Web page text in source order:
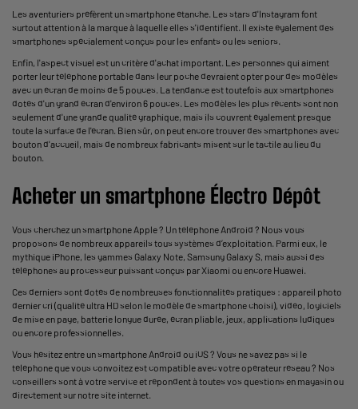
Les aventuriers préfèrent un smartphone étanche. Les stars d'Instagram font
surtout attention à la marque à laquelle elles s'identifient. Il existe également des
smartphones spécialement conçus pour les enfants ou les seniors.
Enfin, l'aspect visuel est un critère d'achat important. Les personnes qui aiment
porter leur téléphone portable dans leur poche devraient opter pour des modèles
avec un écran de moins de 5 pouces. La tendance est toutefois aux smartphones
dotés d'un grand écran d'environ 6 pouces. Les modèles les plus récents sont non
seulement d'une grande qualité graphique, mais ils couvrent également presque
toute la surface de l'écran. Bien sûr, on peut encore trouver des smartphones avec
bouton d'accueil, mais de nombreux fabricants misent sur le tactile au lieu du
bouton.
Acheter un smartphone Électro Dépôt
Vous cherchez un smartphone Apple ? Un téléphone Android ? Nous vous
proposons de nombreux appareils tous systèmes d’exploitation. Parmi eux, le
mythique iPhone, les gammes Galaxy Note, Samsung Galaxy S, mais aussi des
téléphones au processeur puissant conçus par Xiaomi ou encore Huawei.
Ces derniers sont dotés de nombreuses fonctionnalités pratiques : appareil photo
dernier cri (qualité ultra HD selon le modèle de smartphone choisi), vidéo, logiciels
de mise en page, batterie longue durée, écran pliable, jeux, applications ludiques
ou encore professionnelles.
Vous hésitez entre un smartphone Android ou iOS ? Vous ne savez pas si le
téléphone que vous convoitez est compatible avec votre opérateur réseau ? Nos
conseillers sont à votre service et répondent à toutes vos questions en magasin ou
directement sur notre site internet.